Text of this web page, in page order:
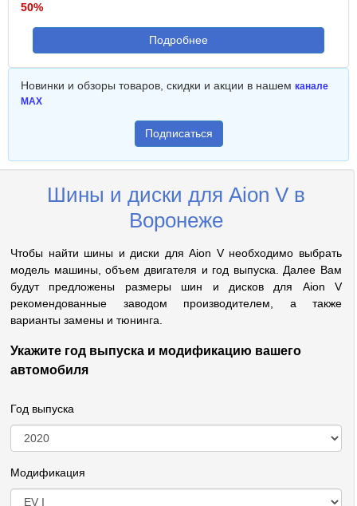
50%
Подробнее
Новинки и обзоры товаров, скидки и акции в нашем канале
MAX
Подписаться
Шины и диски для Aion V в
Воронеже
Чтобы найти шины и диски для Aion V необходимо выбрать
модель машины, объем двигателя и год выпуска. Далее Вам
будут предложены размеры шин и дисков для Aion V
рекомендованные заводом производителем, а также
варианты замены и тюнинга.
Укажите год выпуска и модификацию вашего
автомобиля
Год выпуска
Модификация